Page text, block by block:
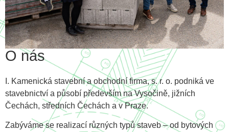
O nás
I. Kamenická stavební a obchodní firma, s. r. o. podniká ve
stavebnictví a působí především na Vysočině, jižních
Čechách, středních Čechách a v Praze.
Zabýváme se realizací různých typů staveb – od bytových